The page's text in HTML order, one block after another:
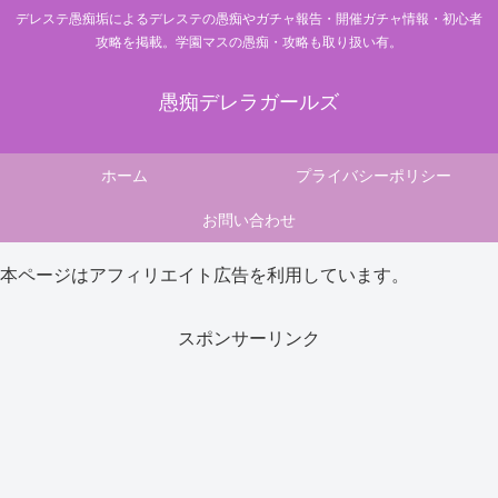
デレステ愚痴垢によるデレステの愚痴やガチャ報告・開催ガチャ情報・初心者
攻略を掲載。学園マスの愚痴・攻略も取り扱い有。
愚痴デレラガールズ
ホーム プライバシーポリシー
お問い合わせ
本ページはアフィリエイト広告を利用しています。
スポンサーリンク